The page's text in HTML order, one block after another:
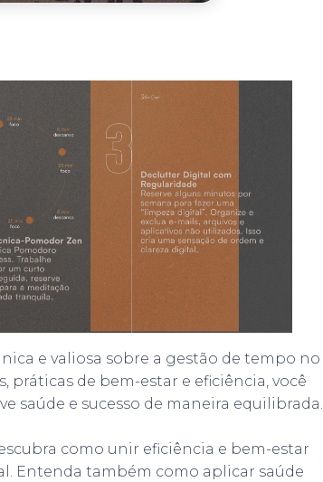
e valiosa sobre a gestão de tempo no
de bem-estar e eficiência, você
saúde e sucesso de maneira equilibrada.
como unir eficiência e bem-estar
Entenda também como aplicar saúde